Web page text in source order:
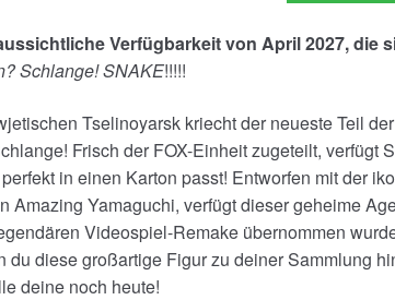
Verfügbarkeit von April 2027, die
Schlange! SNAKE!!!!!
Tselinoyarsk kriecht der neueste Teil
Frisch der FOX-Einheit zugeteilt, verfügt
in einen Karton passt! Entworfen mit der
Amazing Yamaguchi, verfügt dieser geheime
Videospiel-Remake übernommen
du diese großartige Figur zu deiner Sammlung
deine noch heute!